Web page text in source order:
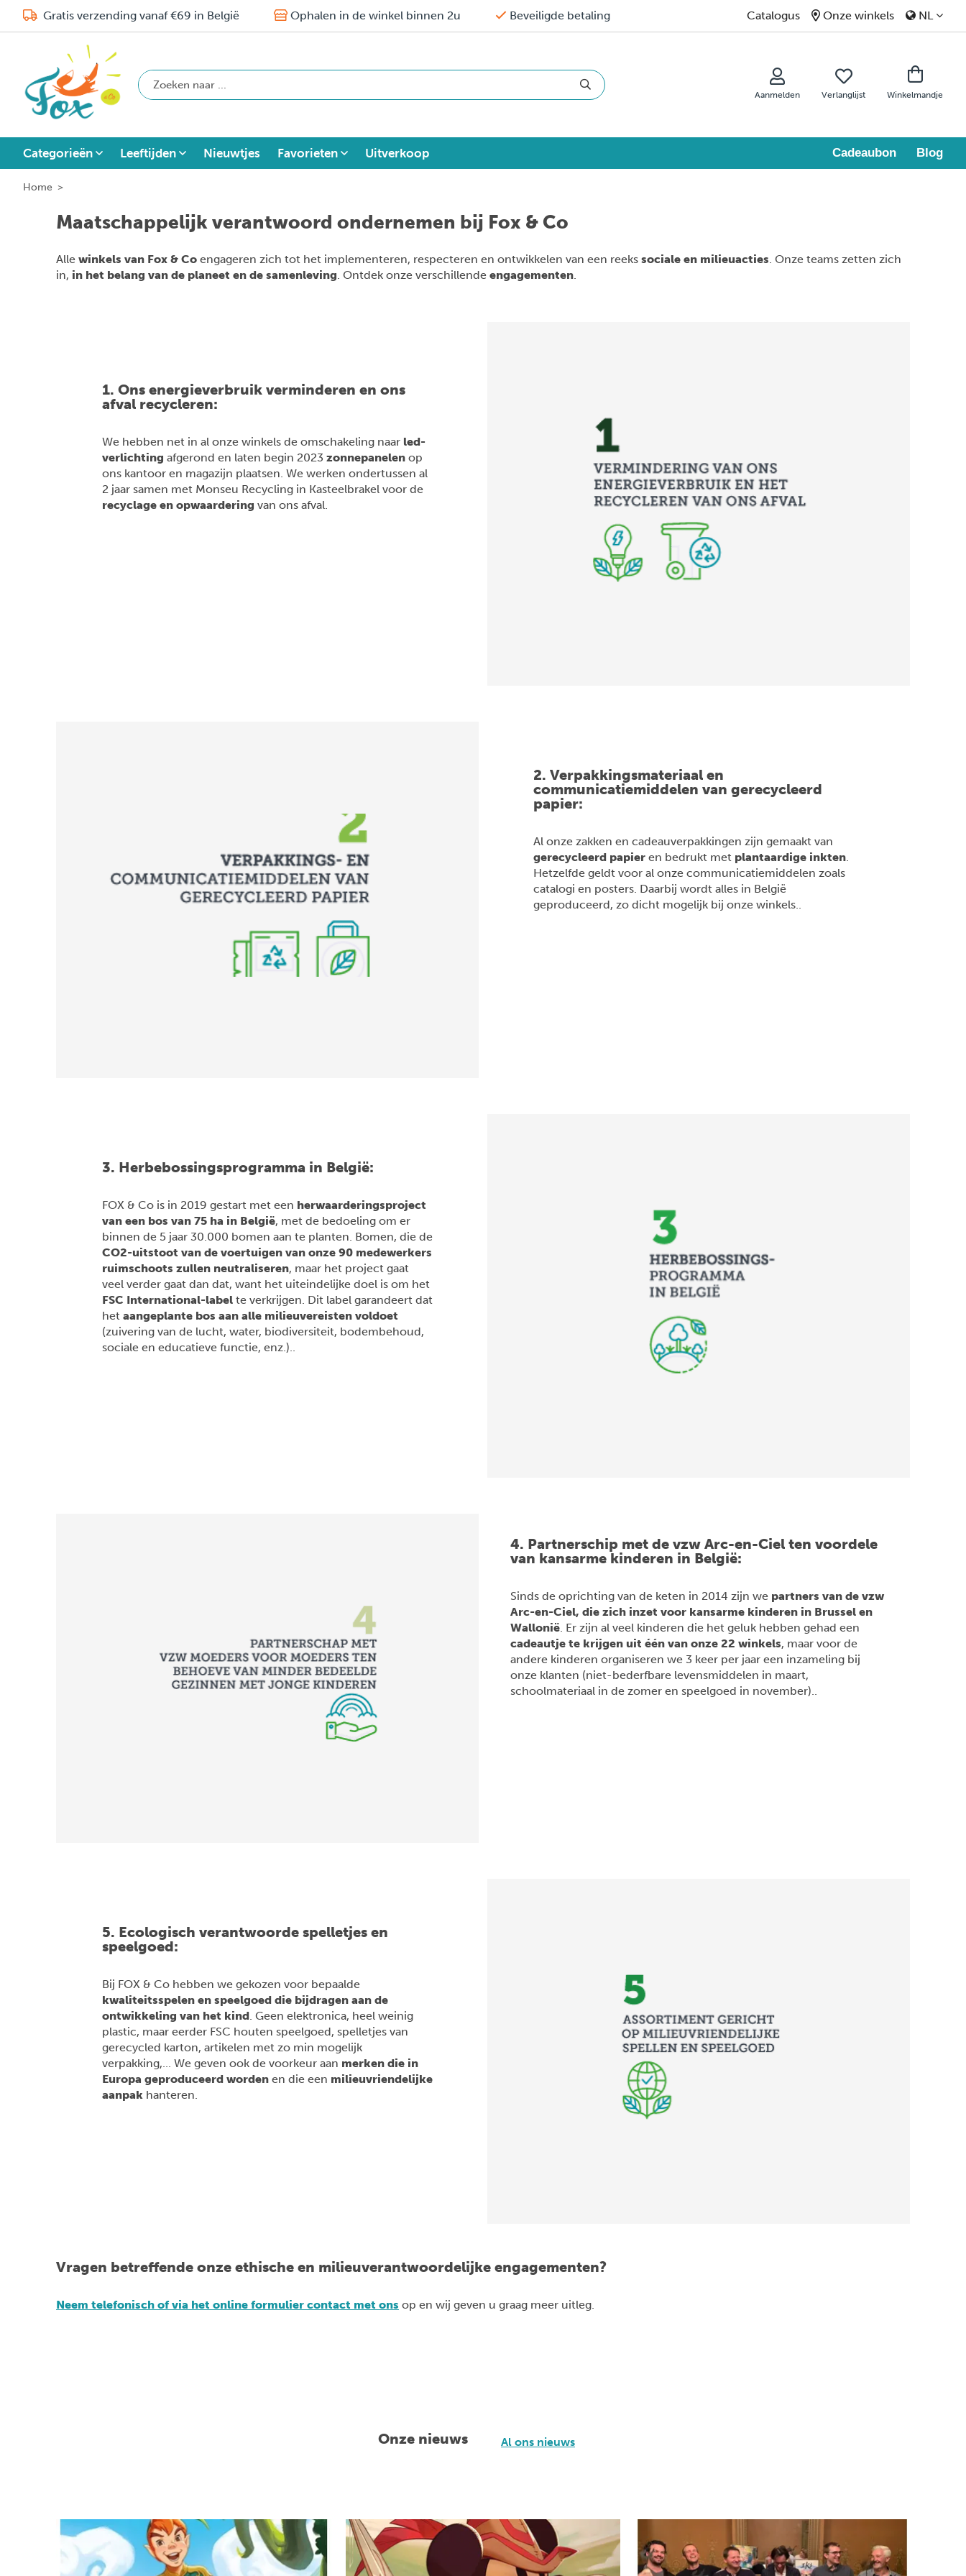
Gratis verzending vanaf €69 in België Ophalen in de winkel binnen 2u Beveiligde betaling Catalogus Onze winkels NL
Aanmelden Verlanglijst Winkelmandje
Categorieën Leeftijden Nieuwtjes Favorieten Uitverkoop Cadeaubon Blog
Home >
Maatschappelijk verantwoord ondernemen bij Fox & Co
Alle winkels van Fox & Co engageren zich tot het implementeren, respecteren en ontwikkelen van een reeks sociale en milieuacties . Onze teams zetten zich
in, in het belang van de planeet en de samenleving . Ontdek onze verschillende engagementen
1. Ons energieverbruik verminderen en ons
afval recycleren:
We hebben net in al onze winkels de omschakeling naar led-
verlichting afgerond en laten begin 2023 zonnepanelen op
ons kantoor en magazijn plaatsen. We werken ondertussen al
2 jaar samen met Monseu Recycling in Kasteelbrakel voor de
recyclage en opwaardering van ons afval.
2. Verpakkingsmateriaal en
communicatiemiddelen van gerecycleerd
papier:
Al onze zakken en cadeauverpakkingen zijn gemaakt van
gerecycleerd papier en bedrukt met plantaardige inkten.
Hetzelfde geldt voor al onze communicatiemiddelen zoals
catalogi en posters. Daarbij wordt alles in België
geproduceerd, zo dicht mogelijk bij onze winkels..
3. Herbebossingsprogramma in België:
FOX & Co is in 2019 gestart met een herwaarderingsproject
van een ​​bos van 75 ha in België, met de bedoeling om er
binnen de 5 jaar 30.000 bomen aan te planten. Bomen, die de
CO2-uitstoot van de voertuigen van onze 90 medewerkers
ruimschoots zullen neutraliseren, maar het project gaat
veel verder gaat dan dat, want het uiteindelijke doel is om het
FSC International-label te verkrijgen. Dit label garandeert dat
het aangeplante bos aan alle milieuvereisten voldoet
(zuivering van de lucht, water, biodiversiteit, bodembehoud,
sociale en educatieve functie, enz.).
4. Partnerschip met de vzw Arc-en-Ciel ten voordele
van kansarme kinderen in België:
Sinds de oprichting van de keten in 2014 zijn we partners van de vzw
Arc-en-Ciel, die zich inzet voor kansarme kinderen in Brussel en
Wallonië . Er zijn al veel kinderen die het geluk hebben gehad een
cadeautje te krijgen uit één van onze 22 winkels, maar voor de
andere kinderen organiseren we 3 keer per jaar een inzameling bij
onze klanten (niet-bederfbare levensmiddelen in maart,
schoolmateriaal in de zomer en speelgoed in november).
5. Ecologisch verantwoorde spelletjes en
speelgoed:
Bij FOX & Co hebben we gekozen voor bepaalde
kwaliteitsspelen en speelgoed die bijdragen aan de
ontwikkeling van het kind . Geen elektronica, heel weinig
plastic, maar eerder FSC houten speelgoed, spelletjes van
gerecycled karton, artikelen met zo min mogelijk
verpakking,... We geven ook de voorkeur aan merken die in
Europa geproduceerd worden en die een milieuvriendelijke
aanpak hanteren.
Vragen betreffende onze ethische en milieuverantwoordelijke engagementen?
Neem telefonisch of via het online formulier contact met ons op en wij geven ​​u graag meer uitleg.
Onze nieuws Al ons nieuws